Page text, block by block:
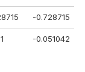
-0.728715
1 -0.051042